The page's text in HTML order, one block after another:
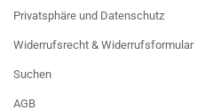
Privatsphäre und Datenschutz
Widerrufsrecht & Widerrufsformular
Suchen
AGB